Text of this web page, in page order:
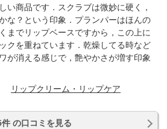
い商品です．スクラブは微妙に硬く，
な？という印象．プランパーはほんの
までリップベースですから，この上に
クを重ねています．乾燥してる時など
が消える感じで，艶やかさが増す印象
リップクリーム・リップケア
の口コミを見る